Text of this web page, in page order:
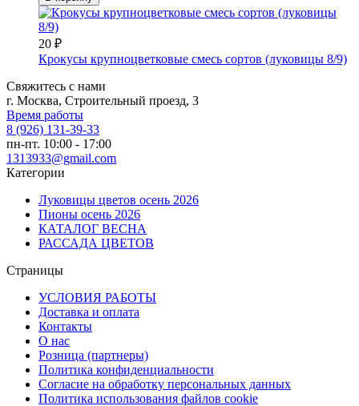
20 ₽
Крокусы крупноцветковые смесь сортов (луковицы 8/9)
Свяжитесь с нами
г. Москва, Строительный проезд, 3
Время работы
8 (926) 131-39-33
пн-пт. 10:00 - 17:00
1313933@gmail.com
Категории
Луковицы цветов осень 2026
Пионы осень 2026
КАТАЛОГ ВЕСНА
РАССАДА ЦВЕТОВ
Страницы
УСЛОВИЯ РАБОТЫ
Доставка и оплата
Контакты
О наc
Розница (партнеры)
Политика конфиденциальности
Согласие на обработку персональных данных
Политика использования файлов сookie